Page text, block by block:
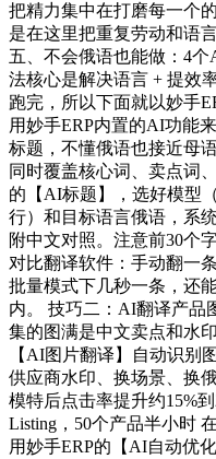
把精力集中在打磨每一个
是在这里把重复劳动和语
五、不会俄语也能做：4
法核心是解决语言 + 提效
跑完，所以下面就以妙手
用妙手ERP内置的AI功能
标题，不懂俄语也接近母
同时覆盖核心词、卖点词
的【AI标题】，选好模型
行）和目标语言俄语，系
附中文对照。注意前30个
对比翻译软件：手动翻一
批量模式下几秒一条，还
内。 技巧二：AI翻译产品
集的图满是中文卖点和水
【AI图片翻译】自动识别
供应商水印、换场景、换
模特后点击率提升约15%
Listing，50个产品半小时
用妙手ERP的【AI自动优